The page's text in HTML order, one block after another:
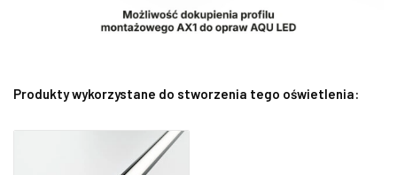
Produkty wykorzystane do stworzenia tego oświetlenia: